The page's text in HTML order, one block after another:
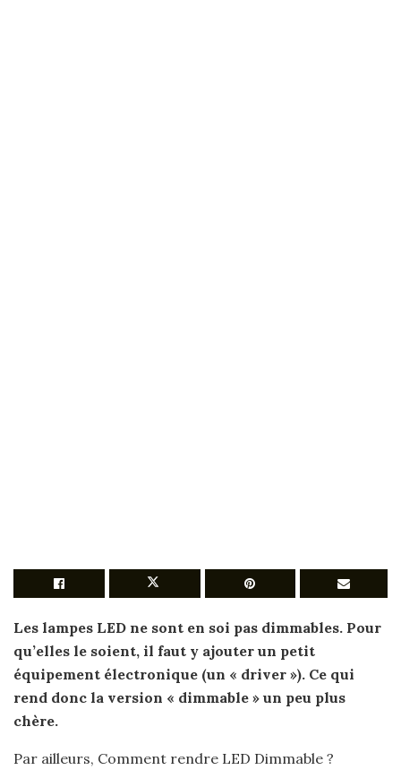
Les lampes LED ne sont en soi pas dimmables. Pour
qu’elles le soient, il faut y ajouter un petit
équipement électronique (un « driver »). Ce qui
rend donc la version « dimmable » un peu plus
chère.
Par ailleurs, Comment rendre LED Dimmable ?